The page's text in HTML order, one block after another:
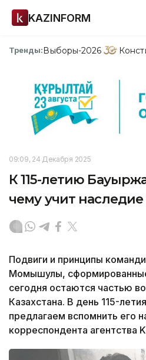
KAZINFORM
Тренды:Выборы-2026
09:09, 24 Декабря 2025
К 115-летию
чему учит наследие
Подвиги и принципы
Момышулы,
сегодня остаются частью
Казахстана. В день 115-
предлагаем вспомнить его
корреспондента агентства